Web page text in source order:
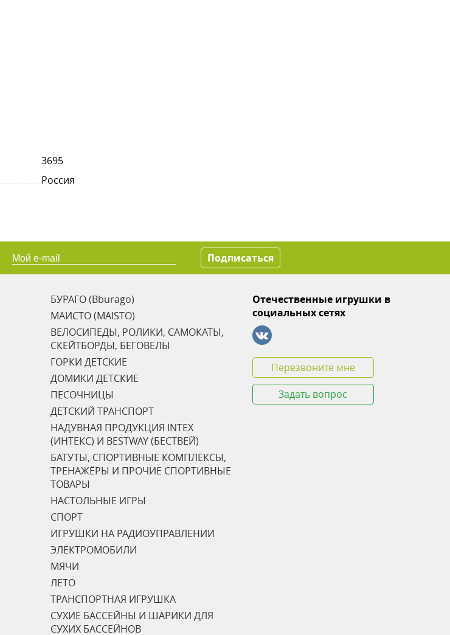
3695
Россия
Подписаться
БУРАГО (Bburago)
МАИСТО (MAISTO)
ВЕЛОСИПЕДЫ, РОЛИКИ, САМОКАТЫ,
СКЕЙТБОРДЫ, БЕГОВЕЛЫ
ГОРКИ ДЕТСКИЕ
ДОМИКИ ДЕТСКИЕ
ПЕСОЧНИЦЫ
ДЕТСКИЙ ТРАНСПОРТ
НАДУВНАЯ ПРОДУКЦИЯ INTEX
(ИНТЕКС) И BESTWAY (БЕСТВЕЙ)
БАТУТЫ, СПОРТИВНЫЕ КОМПЛЕКСЫ,
ТРЕНАЖЁРЫ И ПРОЧИЕ СПОРТИВНЫЕ
ТОВАРЫ
НАСТОЛЬНЫЕ ИГРЫ
СПОРТ
ИГРУШКИ НА РАДИОУПРАВЛЕНИИ
ЭЛЕКТРОМОБИЛИ
МЯЧИ
ЛЕТО
ТРАНСПОРТНАЯ ИГРУШКА
СУХИЕ БАССЕЙНЫ И ШАРИКИ ДЛЯ
СУХИХ БАССЕЙНОВ
Отечественные игрушки в
социальных сетях
Перезвоните мне
Задать вопрос